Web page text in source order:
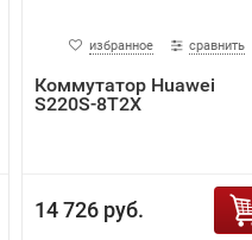
избранное сравнить
Коммутатор Huawei
S220S-8T2X
14 726 руб.